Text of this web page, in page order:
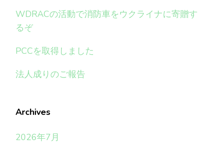
WDRACの活動で消防車をウクライナに寄贈す
るぞ
PCCを取得しました
法人成りのご報告
Archives
2026年7月